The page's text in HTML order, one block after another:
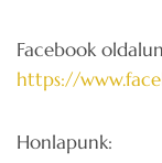
Facebook
https://
Honlapunk: